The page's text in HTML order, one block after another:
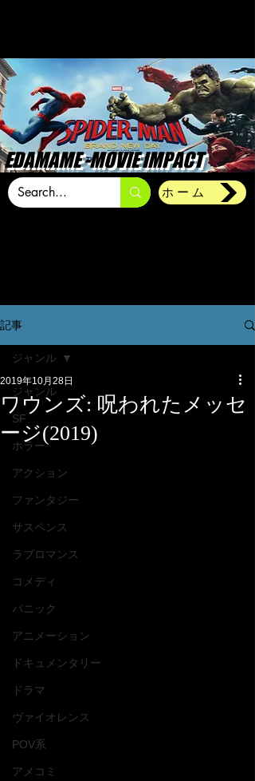
EDAMAME -MOVIE IMPACT
ホーム
記事
ジャンル
SF
ホラー
アクション
ファンタジー
サスペンス
ラブロマンス
コメディ
パニック
アニメーション
ドキュメンタリー
ドラマ
ヴァイオレンス
POV系
アメコミ
ジャンル
ワウンズ: 呪われたメッセ
ージ(2019)
2019年10月28日